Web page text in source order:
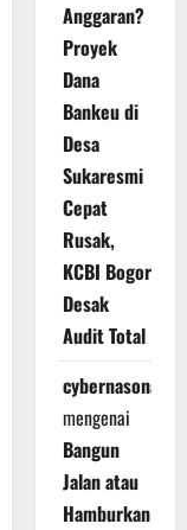
Anggaran?
Proyek
Dana
Bankeu di
Desa
Sukaresmi
Cepat
Rusak,
KCBI Bogor
Desak
Audit Total
cybernasonal
mengenai
Bangun
Jalan atau
Hamburkan